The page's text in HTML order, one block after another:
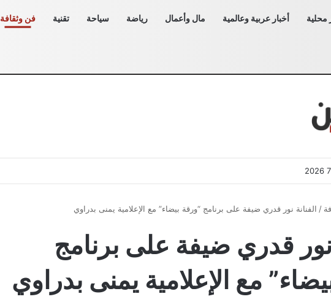
محلية أخبار عربية وعالمية مال وأعمال رياضة سياحة تقنية فن وثقافة
/ الفنانة نور قدري ضيفة على برنامج “ورقة بيضاء” مع الإعلامية يمنى بدراوي
نور قدري ضيفة على برنامج
مع الإعلامية يمنى بدراوي